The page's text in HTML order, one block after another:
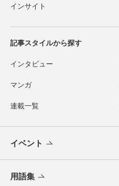
インサイト
記事スタイルから探す
インタビュー
マンガ
連載一覧
イベント
用語集